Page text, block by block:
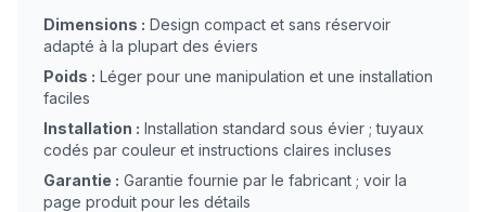
Dimensions : Design compact et sans réservoir
adapté à la plupart des éviers
Poids : Léger pour une manipulation et une installation
faciles
Installation : Installation standard sous évier ; tuyaux
codés par couleur et instructions claires incluses
Garantie : Garantie fournie par le fabricant ; voir la
page produit pour les détails